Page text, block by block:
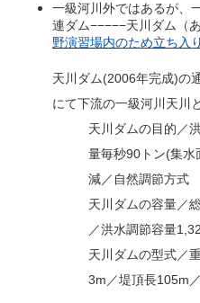
一級河川外ではあるが、
連ダム−−−−−天川ダム（
野演習場内のため立ち入
天川ダム(2006年完成)の
にて下流の一級河川天川
天川ダムの目的／
量毎秒90トン(集
減／自然調節方式
天川ダムの容量／
／洪水調節容量
天川ダムの型式／
3m／堤頂長105m